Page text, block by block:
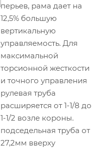
перьев, рама дает на
12,5% большую
вертикальную
управляемость. Для
максимальной
торсионной жесткости
и точного управления
рулевая труба
расширяется от 1-1/8 до
1-1/2 возле короны.
подседельная труба от
27,2мм вверху